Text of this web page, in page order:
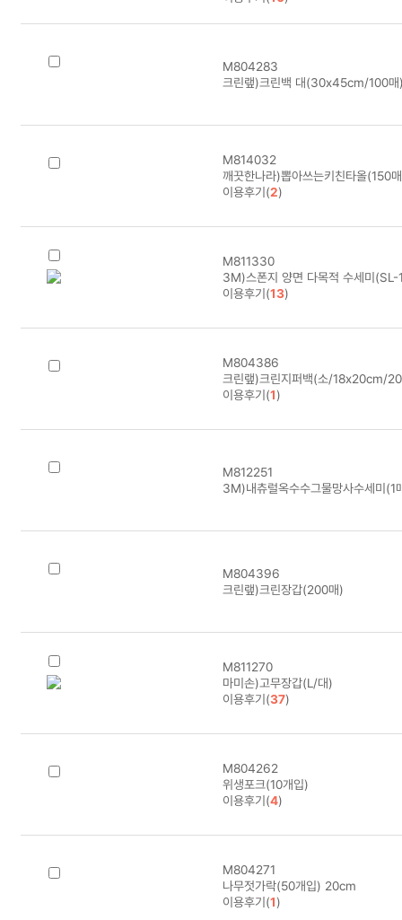
M804283
크린랲)크린백 대(30x45cm/100매
M814032
깨끗한나라)뽑아쓰는키친타올(150
이용후기(2)
M811330
3M)스폰지 양면 다목적 수세미
이용후기(13)
M804386
크린랲)크린지퍼백(소/18x20cm/
이용후기(1)
M812251
3M)내츄럴옥수수그물망사수세미(1
M804396
크린랲)크린장갑(200매)
M811270
마미손)고무장갑(L/대)
이용후기(37)
M804262
위생포크(10개입)
이용후기(4)
M804271
나무젓가락(50개입) 20cm
이용후기(1)